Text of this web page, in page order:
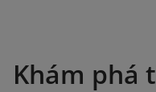
Khám phá